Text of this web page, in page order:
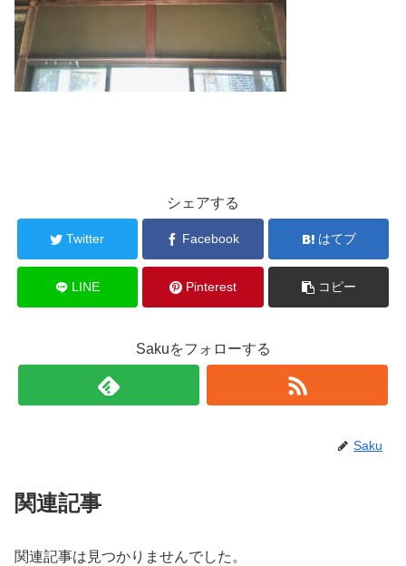
シェアする
Twitter Facebook はてブ
LINE Pinterest コピー
Sakuをフォローする
Saku
関連記事
関連記事は見つかりませんでした。